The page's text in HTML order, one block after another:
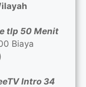
tlp 50 Menit
Biaya
Intro 34